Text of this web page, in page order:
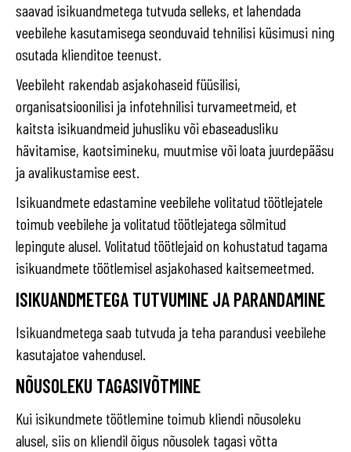
saavad isikuandmetega tutvuda selleks, et lahendada
veebilehe kasutamisega seonduvaid tehnilisi küsimusi ning
osutada klienditoe teenust.
Veebileht rakendab asjakohaseid füüsilisi,
organisatsioonilisi ja infotehnilisi turvameetmeid, et
kaitsta isikuandmeid juhusliku või ebaseadusliku
hävitamise, kaotsimineku, muutmise või loata juurdepääsu
ja avalikustamise eest.
Isikuandmete edastamine veebilehe volitatud töötlejatele
toimub veebilehe ja volitatud töötlejatega sõlmitud
lepingute alusel. Volitatud töötlejaid on kohustatud tagama
isikuandmete töötlemisel asjakohased kaitsemeetmed.
ISIKUANDMETEGA TUTVUMINE JA PARANDAMINE
Isikuandmetega saab tutvuda ja teha parandusi veebilehe
kasutajatoe vahendusel.
NÕUSOLEKU TAGASIVÕTMINE
Kui isikundmete töötlemine toimub kliendi nõusoleku
alusel, siis on kliendil õigus nõusolek tagasi võtta